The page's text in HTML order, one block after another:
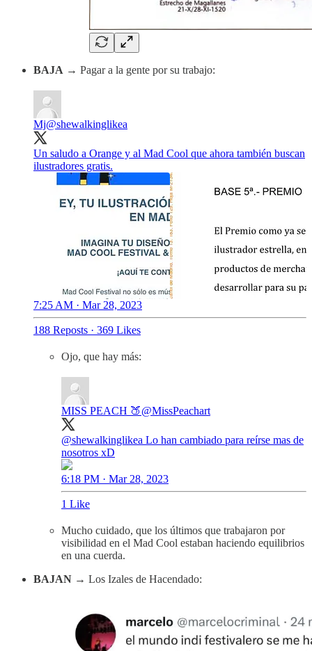
BAJA → Pagar a la gente por su trabajo:
Mj@shewalkinglikea
Un saludo a Orange y al Mad Cool que ahora también buscan
ilustradores gratis.
7:25 AM · Mar 28, 2023
188 Reposts · 369 Likes
Ojo, que hay más:
MISS PEACH 🍑@MissPeachart
@shewalkinglikea Lo han cambiado para reírse mas de
nosotros xD
6:18 PM · Mar 28, 2023
1 Like
Mucho cuidado, que los últimos que trabajaron por
visibilidad en el Mad Cool estaban haciendo equilibrios
en una cuerda.
BAJAN → Los Izales de Hacendado: